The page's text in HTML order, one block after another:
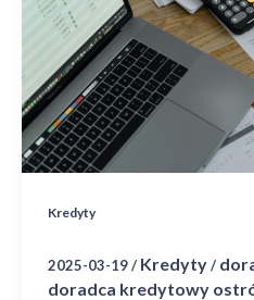
Kredyty
2025-03-19/ Kredyty/
doradca kredytowy
hipotecznego?